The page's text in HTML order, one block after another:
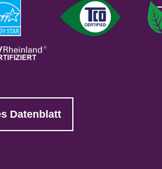
Datenblatt